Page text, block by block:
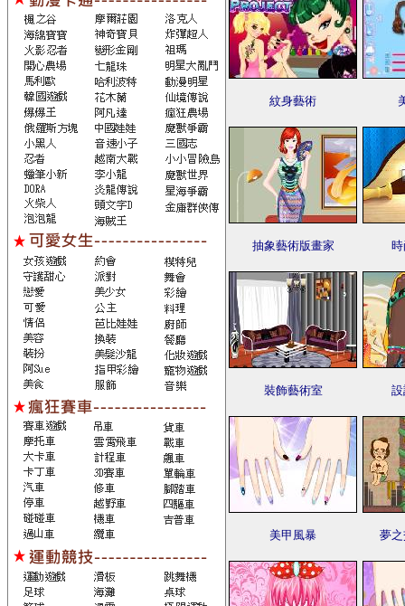
紋身藝術
抽象藝術版畫家
裝飾藝術室
美甲風暴 夢